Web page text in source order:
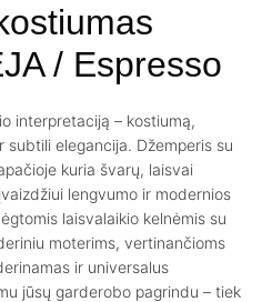
/ Espresso
interpretaciją – kostiumą,
subtili elegancija. Džemperis su
kuria švarų, laisvai
lengvumo ir modernios
laisvalaikio kelnėmis su
moterims, vertinančioms
ir universalus
jūsų garderobo pagrindu – tiek